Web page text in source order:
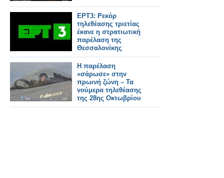
ΕΡΤ3: Ρεκόρ
τηλεθέασης τριετίας
έκανε η στρατιωτική
παρέλαση της
Θεσσαλονίκης
Η παρέλαση
«σάρωσε» στην
πρωινή ζώνη – Τα
νούμερα τηλεθέασης
της 28ης Οκτωβρίου